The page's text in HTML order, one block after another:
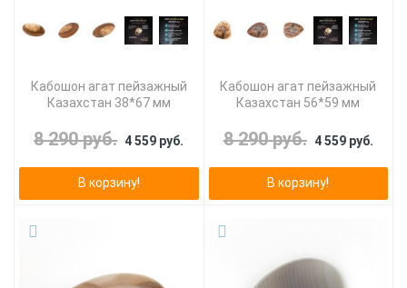
Кабошон агат пейзажный
Казахстан 38*67 мм
8 290 руб. 4 559 руб.
В корзину!
Кабошон агат пейзажный
Казахстан 56*59 мм
8 290 руб. 4 559 руб.
В корзину!